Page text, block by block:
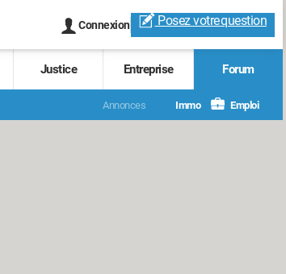
Connexion Posez votrequestion
Justice Entreprise Forum
Annonces Immo Emploi